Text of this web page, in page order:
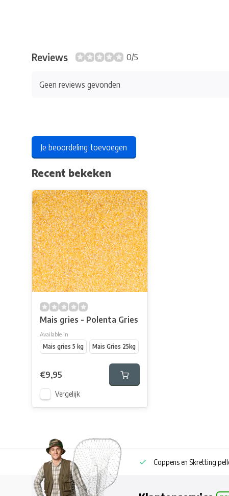
Reviews 0/5
Geen reviews gevonden
Je beoordeling toevoegen
Recent bekeken
Mais gries - Polenta Gries
Available in
Mais gries 5 kg
Mais Gries 25kg
€9,95
Vergelijk
Eigen boilie productie ook privatelabel Coppens en Skretting